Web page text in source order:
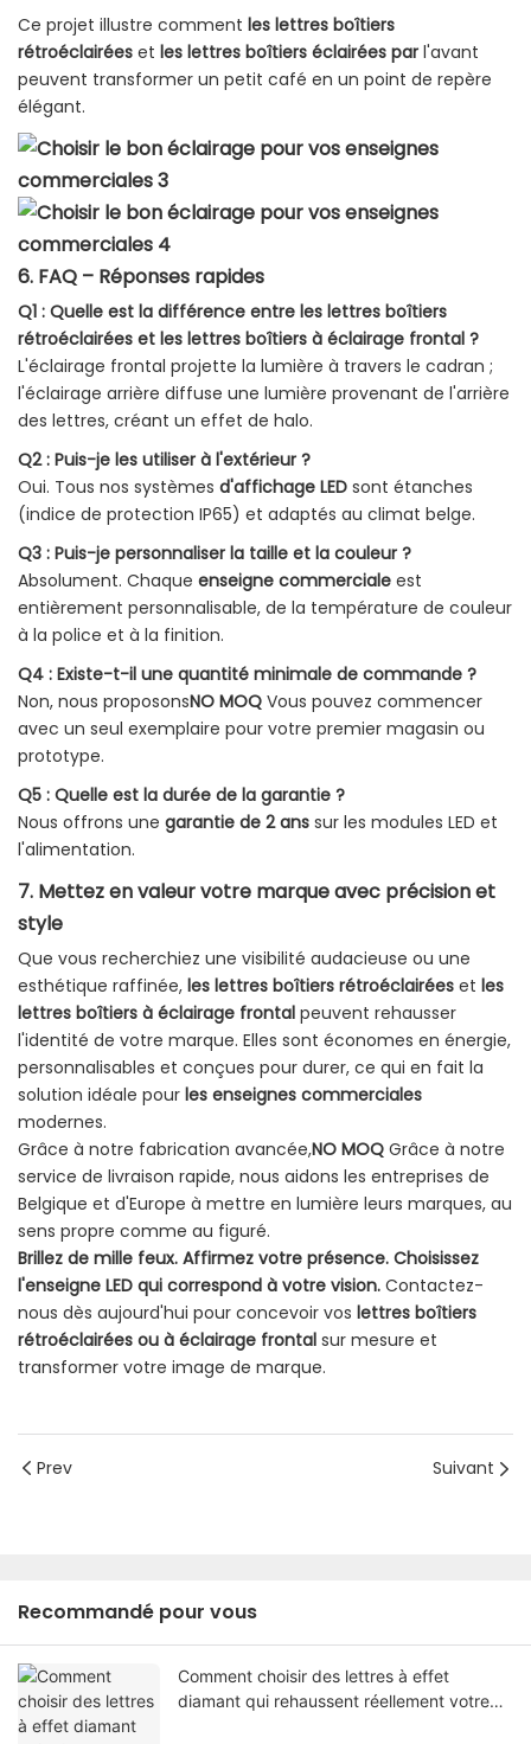
Ce projet illustre comment les lettres boîtiers
rétroéclairées et les lettres boîtiers éclairées par l'avant
peuvent transformer un petit café en un point de repère
élégant.
6. FAQ – Réponses rapides
Q1 : Quelle est la différence entre les lettres boîtiers
rétroéclairées et les lettres boîtiers à éclairage frontal ?
L'éclairage frontal projette la lumière à travers le cadran ;
l'éclairage arrière diffuse une lumière provenant de l'arrière
des lettres, créant un effet de halo.
Q2 : Puis-je les utiliser à l'extérieur ?
Oui. Tous nos systèmes d'affichage LED sont étanches
(indice de protection IP65) et adaptés au climat belge.
Q3 : Puis-je personnaliser la taille et la couleur ?
Absolument. Chaque enseigne commerciale est
entièrement personnalisable, de la température de couleur
à la police et à la finition.
Q4 : Existe-t-il une quantité minimale de commande ?
Non, nous proposonsNO MOQ Vous pouvez commencer
avec un seul exemplaire pour votre premier magasin ou
prototype.
Q5 : Quelle est la durée de la garantie ?
Nous offrons une garantie de 2 ans sur les modules LED et
l'alimentation.
7. Mettez en valeur votre marque avec précision et
style
Que vous recherchiez une visibilité audacieuse ou une
esthétique raffinée, les lettres boîtiers rétroéclairées et les
lettres boîtiers à éclairage frontal peuvent rehausser
l'identité de votre marque. Elles sont économes en énergie,
personnalisables et conçues pour durer, ce qui en fait la
solution idéale pour les enseignes commerciales
modernes.
Grâce à notre fabrication avancée,NO MOQ Grâce à notre
service de livraison rapide, nous aidons les entreprises de
Belgique et d'Europe à mettre en lumière leurs marques, au
sens propre comme au figuré.
Brillez de mille feux. Affirmez votre présence. Choisissez
l'enseigne LED qui correspond à votre vision. Contactez-
nous dès aujourd'hui pour concevoir vos lettres boîtiers
rétroéclairées ou à éclairage frontal sur mesure et
transformer votre image de marque.
Prev Suivant
Recommandé pour vous
Comment choisir des lettres à effet
diamant qui rehaussent réellement votre